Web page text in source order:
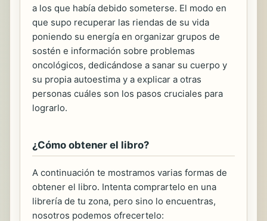
a los que había debido someterse. El modo en
que supo recuperar las riendas de su vida
poniendo su energía en organizar grupos de
sostén e información sobre problemas
oncológicos, dedicándose a sanar su cuerpo y
su propia autoestima y a explicar a otras
personas cuáles son los pasos cruciales para
lograrlo.
¿Cómo obtener el libro?
A continuación te mostramos varias formas de
obtener el libro. Intenta comprartelo en una
librería de tu zona, pero sino lo encuentras,
nosotros podemos ofrecertelo: